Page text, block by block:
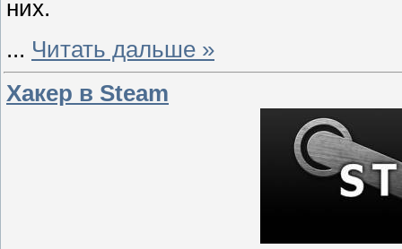
них.
... Читать дальше »
Хакер в Steam